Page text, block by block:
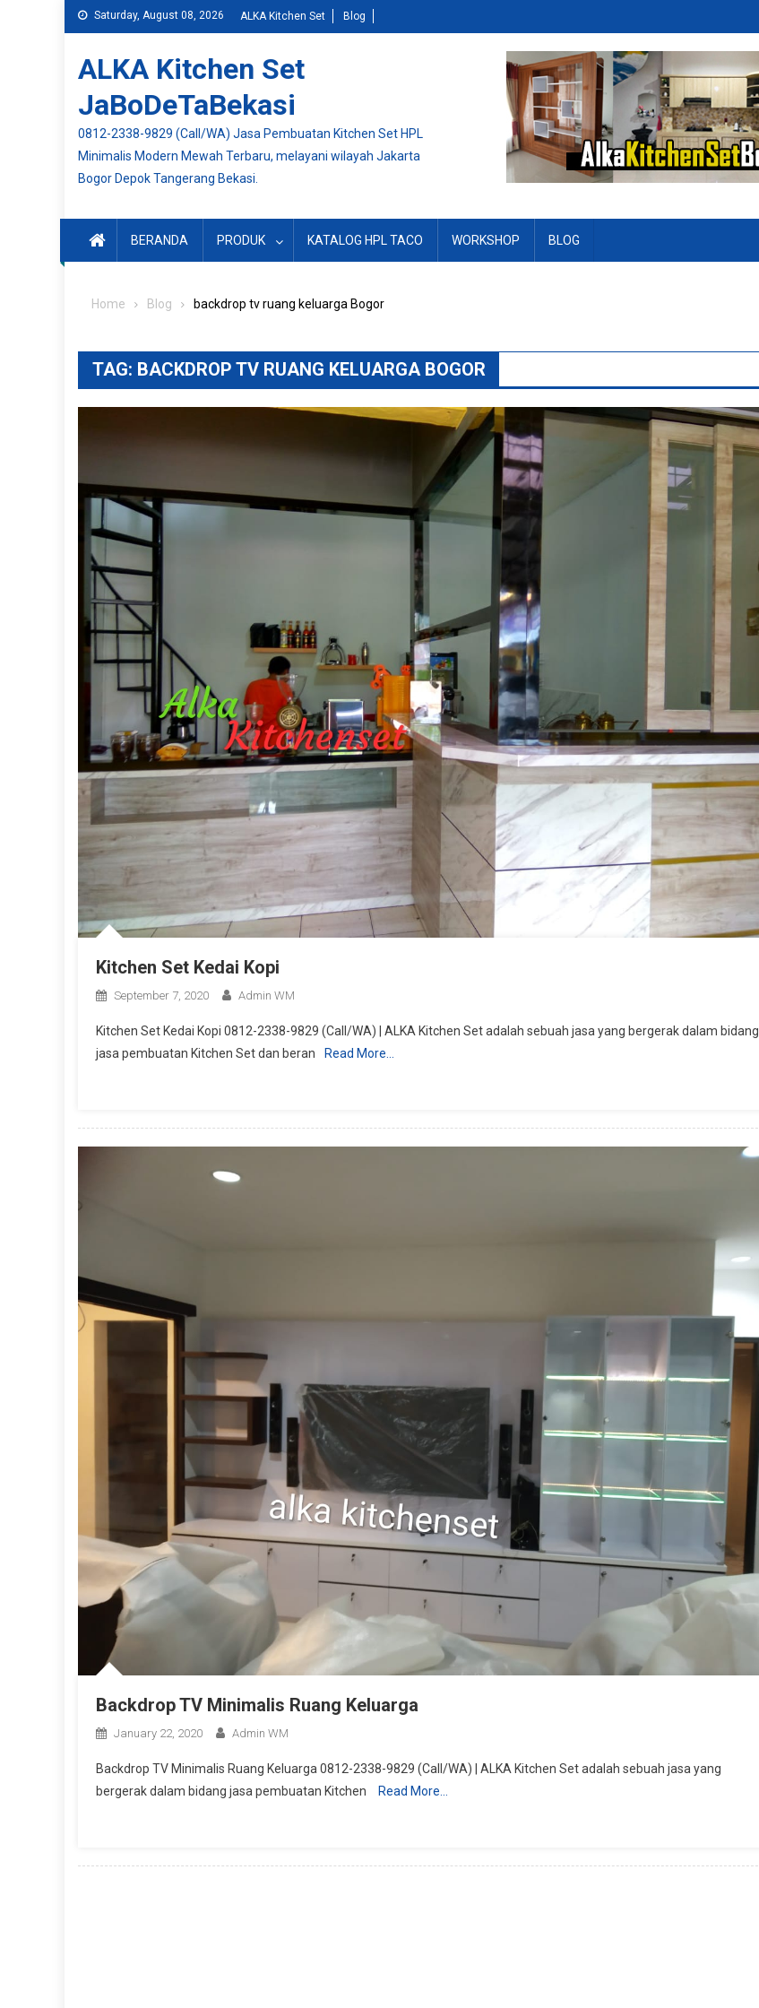
Saturday, August 08, 2026 ALKA Kitchen Set Blog
ALKA Kitchen Set
JaBoDeTaBekasi
0812-2338-9829 (Call/WA) Jasa Pembuatan Kitchen Set HPL
Minimalis Modern Mewah Terbaru, melayani wilayah Jakarta
Bogor Depok Tangerang Bekasi.
BERANDA PRODUK KATALOG HPL TACO WORKSHOP BLOG
Home Blog backdrop tv ruang keluarga Bogor
TAG: BACKDROP TV RUANG KELUARGA BOGOR
Kitchen Set Kedai Kopi
September 7, 2020 Admin WM
Kitchen Set Kedai Kopi 0812-2338-9829 (Call/WA) | ALKA Kitchen Set adalah sebuah jasa yang bergerak dalam bidang
jasa pembuatan Kitchen Set dan beran
Read More…
Backdrop TV Minimalis Ruang Keluarga
January 22, 2020 Admin WM
Backdrop TV Minimalis Ruang Keluarga 0812-2338-9829 (Call/WA) | ALKA Kitchen Set adalah sebuah jasa yang
bergerak dalam bidang jasa pembuatan Kitchen
Read More…